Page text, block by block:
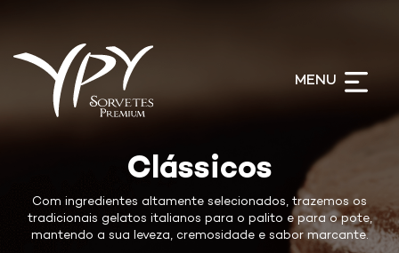
MENU
Blog
Imprensa
Contato
Clássicos
Clá
ssicos
Clássicos
Com ingredientes altamente selecionados, trazemos os
tradicionais gelatos italianos para o palito e para o pote,
mantendo a sua leveza, cremosidade e sabor marcante.